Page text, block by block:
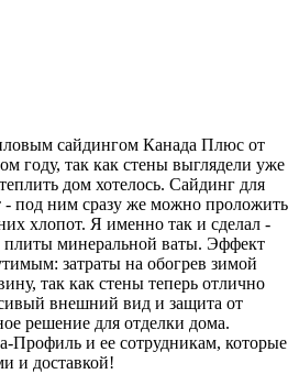
сайдингом Канада Плюс от
году, так как стены выглядели уже
дом хотелось. Сайдинг для
- под ним сразу же можно проложить
хлопот. Я именно так и сделал -
минеральной ваты. Эффект
затраты на обогрев зимой
так как стены теперь отлично
внешний вид и защита от
решение для отделки дома.
Профиль и ее сотрудникам, которые
и доставкой!